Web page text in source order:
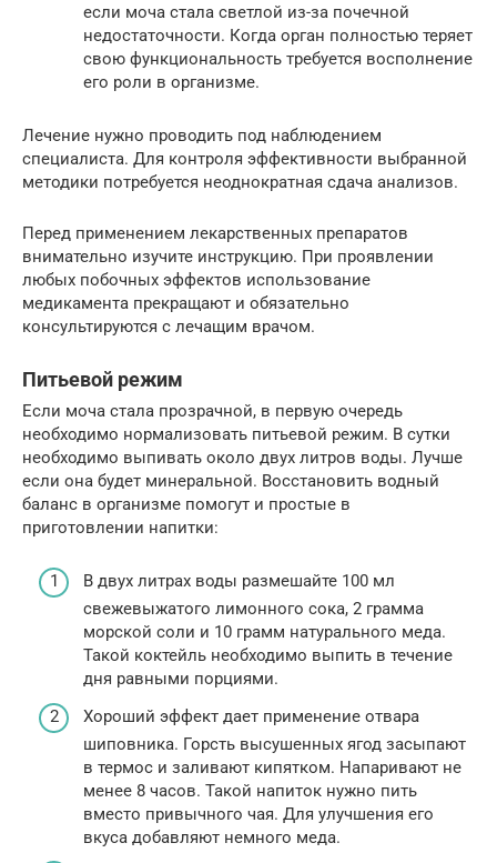
если моча стала светлой из-за почечной
недостаточности. Когда орган полностью теряет
свою функциональность требуется восполнение
его роли в организме.
Лечение нужно проводить под наблюдением
специалиста. Для контроля эффективности выбранной
методики потребуется неоднократная сдача анализов.
Перед применением лекарственных препаратов
внимательно изучите инструкцию. При проявлении
любых побочных эффектов использование
медикамента прекращают и обязательно
консультируются с лечащим врачом.
Питьевой режим
Если моча стала прозрачной, в первую очередь
необходимо нормализовать питьевой режим. В сутки
необходимо выпивать около двух литров воды. Лучше
если она будет минеральной. Восстановить водный
баланс в организме помогут и простые в
приготовлении напитки:
В двух литрах воды размешайте 100 мл
свежевыжатого лимонного сока, 2 грамма
морской соли и 10 грамм натурального меда.
Такой коктейль необходимо выпить в течение
дня равными порциями.
Хороший эффект дает применение отвара
шиповника. Горсть высушенных ягод засыпают
в термос и заливают кипятком. Напаривают не
менее 8 часов. Такой напиток нужно пить
вместо привычного чая. Для улучшения его
вкуса добавляют немного меда.